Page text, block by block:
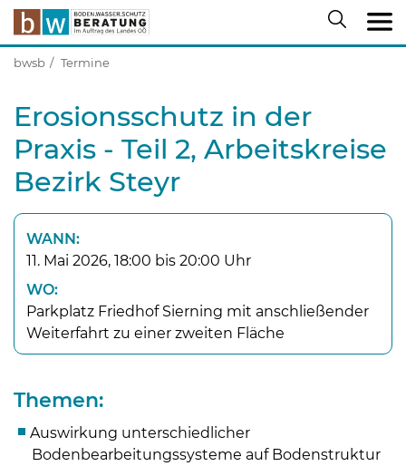
bwsb Termine
Erosionsschutz in der
Praxis - Teil 2, Arbeitskreise
Bezirk Steyr
WANN:
11. Mai 2026, 18:00 bis 20:00 Uhr
WO:
Parkplatz Friedhof Sierning mit anschließender
Weiterfahrt zu einer zweiten Fläche
Themen:
Auswirkung unterschiedlicher
Bodenbearbeitungssysteme auf Bodenstruktur